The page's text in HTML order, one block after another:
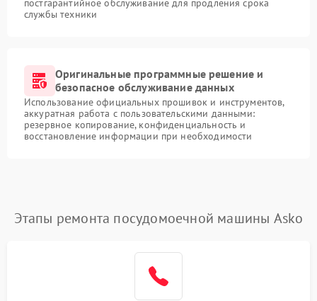
службы техники
Оригинальные программные решение и
безопасное обслуживание данных
Использование официальных прошивок и инструментов,
аккуратная работа с пользовательскими данными:
резервное копирование, конфиденциальность и
восстановление информации при необходимости
Этапы ремонта посудомоечной машины Asko